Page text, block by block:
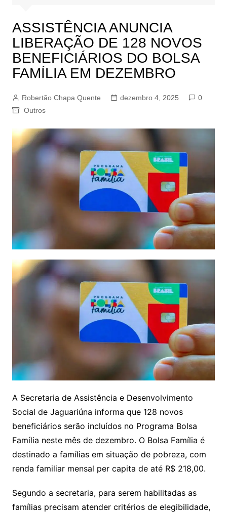
ASSISTÊNCIA ANUNCIA
LIBERAÇÃO DE 128 NOVOS
BENEFICIÁRIOS DO BOLSA
FAMÍLIA EM DEZEMBRO
Robertão Chapa Quente dezembro 4, 2025
0
Outros
A Secretaria de Assistência e Desenvolvimento
Social de Jaguariúna informa que 128 novos
beneficiários serão incluídos no Programa Bolsa
Família neste mês de dezembro. O Bolsa Família é
destinado a famílias em situação de pobreza, com
renda familiar mensal per capita de até R$ 218,00.
Segundo a secretaria, para serem habilitadas as
famílias precisam atender critérios de elegibilidade,